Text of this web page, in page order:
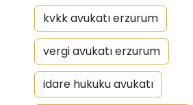
kvkk avukatı erzurum
vergi avukatı erzurum
idare hukuku avukatı